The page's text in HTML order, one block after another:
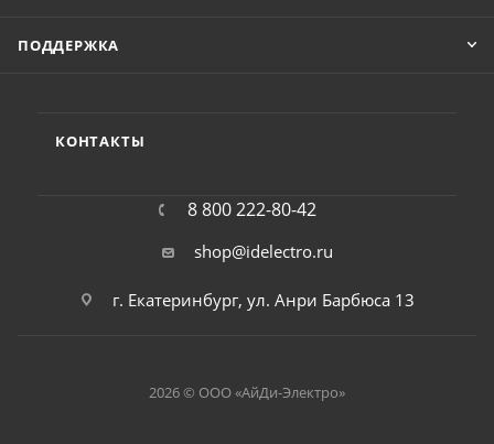
ПОДДЕРЖКА
КОНТАКТЫ
8 800 222-80-42
shop@idelectro.ru
г. Екатеринбург, ул. Анри Барбюса 13
2026 © ООО «АйДи-Электро»